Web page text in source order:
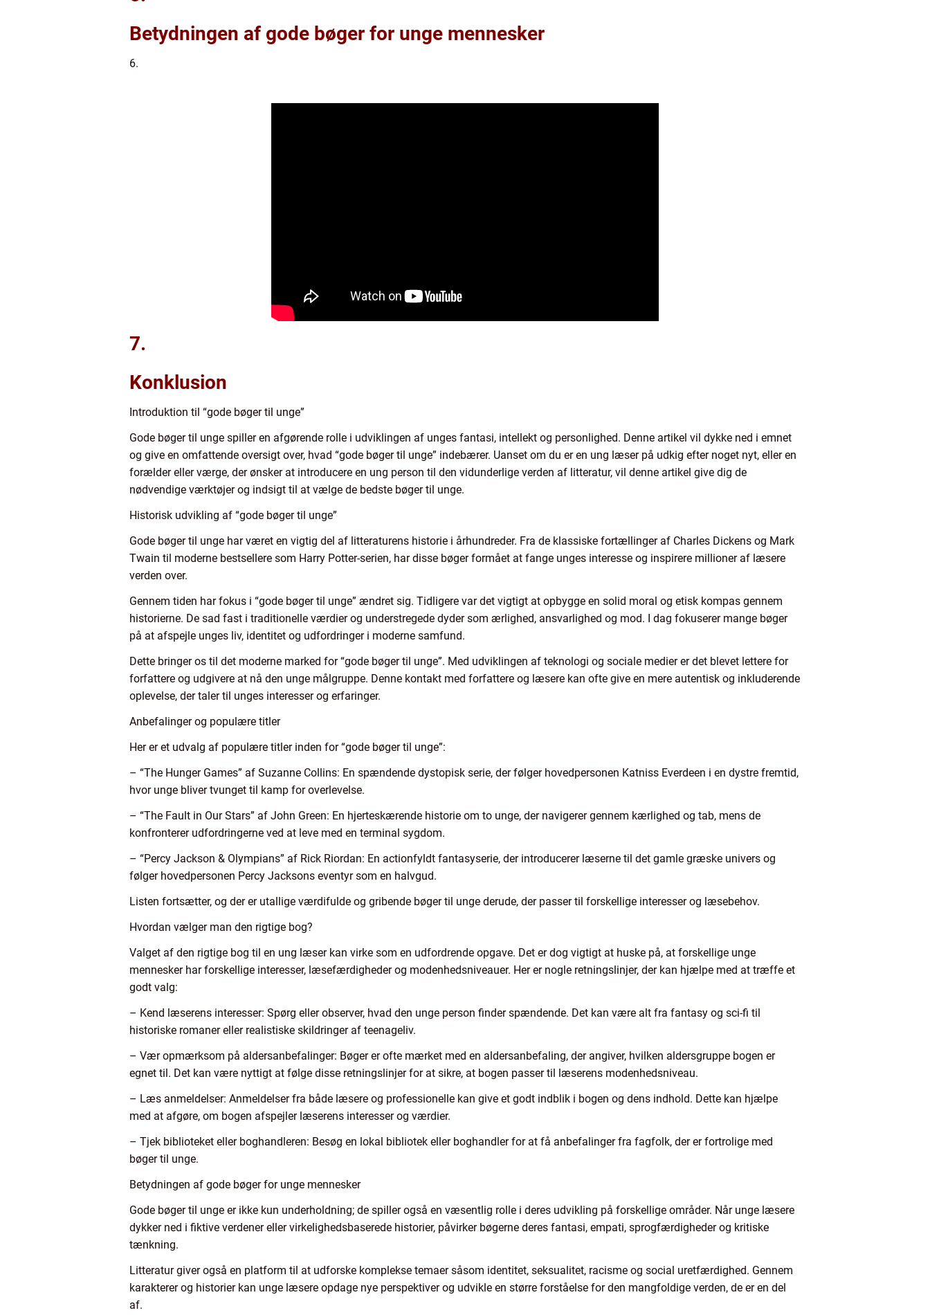
Betydningen af gode bøger for unge mennesker
6.
7.
Konklusion
Introduktion til “gode bøger til unge”
Gode bøger til unge spiller en afgørende rolle i udviklingen af unges fantasi, intellekt og personlighed. Denne artikel vil dykke ned i emnet
og give en omfattende oversigt over, hvad “gode bøger til unge” indebærer. Uanset om du er en ung læser på udkig efter noget nyt, eller en
forælder eller værge, der ønsker at introducere en ung person til den vidunderlige verden af litteratur, vil denne artikel give dig de
nødvendige værktøjer og indsigt til at vælge de bedste bøger til unge.
Historisk udvikling af “gode bøger til unge”
Gode bøger til unge har været en vigtig del af litteraturens historie i århundreder. Fra de klassiske fortællinger af Charles Dickens og Mark
Twain til moderne bestsellere som Harry Potter-serien, har disse bøger formået at fange unges interesse og inspirere millioner af læsere
verden over.
Gennem tiden har fokus i “gode bøger til unge” ændret sig. Tidligere var det vigtigt at opbygge en solid moral og etisk kompas gennem
historierne. De sad fast i traditionelle værdier og understregede dyder som ærlighed, ansvarlighed og mod. I dag fokuserer mange bøger
på at afspejle unges liv, identitet og udfordringer i moderne samfund.
Dette bringer os til det moderne marked for “gode bøger til unge”. Med udviklingen af teknologi og sociale medier er det blevet lettere for
forfattere og udgivere at nå den unge målgruppe. Denne kontakt med forfattere og læsere kan ofte give en mere autentisk og inkluderende
oplevelse, der taler til unges interesser og erfaringer.
Anbefalinger og populære titler
Her er et udvalg af populære titler inden for “gode bøger til unge”:
– “The Hunger Games” af Suzanne Collins: En spændende dystopisk serie, der følger hovedpersonen Katniss Everdeen i en dystre fremtid,
hvor unge bliver tvunget til kamp for overlevelse.
– “The Fault in Our Stars” af John Green: En hjerteskærende historie om to unge, der navigerer gennem kærlighed og tab, mens de
konfronterer udfordringerne ved at leve med en terminal sygdom.
– “Percy Jackson & Olympians” af Rick Riordan: En actionfyldt fantasyserie, der introducerer læserne til det gamle græske univers og
følger hovedpersonen Percy Jacksons eventyr som en halvgud.
Listen fortsætter, og der er utallige værdifulde og gribende bøger til unge derude, der passer til forskellige interesser og læsebehov.
Hvordan vælger man den rigtige bog?
Valget af den rigtige bog til en ung læser kan virke som en udfordrende opgave. Det er dog vigtigt at huske på, at forskellige unge
mennesker har forskellige interesser, læsefærdigheder og modenhedsniveauer. Her er nogle retningslinjer, der kan hjælpe med at træffe et
godt valg:
– Kend læserens interesser: Spørg eller observer, hvad den unge person finder spændende. Det kan være alt fra fantasy og sci-fi til
historiske romaner eller realistiske skildringer af teenageliv.
– Vær opmærksom på aldersanbefalinger: Bøger er ofte mærket med en aldersanbefaling, der angiver, hvilken aldersgruppe bogen er
egnet til. Det kan være nyttigt at følge disse retningslinjer for at sikre, at bogen passer til læserens modenhedsniveau.
– Læs anmeldelser: Anmeldelser fra både læsere og professionelle kan give et godt indblik i bogen og dens indhold. Dette kan hjælpe
med at afgøre, om bogen afspejler læserens interesser og værdier.
– Tjek biblioteket eller boghandleren: Besøg en lokal bibliotek eller boghandler for at få anbefalinger fra fagfolk, der er fortrolige med
bøger til unge.
Betydningen af gode bøger for unge mennesker
Gode bøger til unge er ikke kun underholdning; de spiller også en væsentlig rolle i deres udvikling på forskellige områder. Når unge læsere
dykker ned i fiktive verdener eller virkelighedsbaserede historier, påvirker bøgerne deres fantasi, empati, sprogfærdigheder og kritiske
tænkning.
Litteratur giver også en platform til at udforske komplekse temaer såsom identitet, seksualitet, racisme og social uretfærdighed. Gennem
karakterer og historier kan unge læsere opdage nye perspektiver og udvikle en større forståelse for den mangfoldige verden, de er en del
af.